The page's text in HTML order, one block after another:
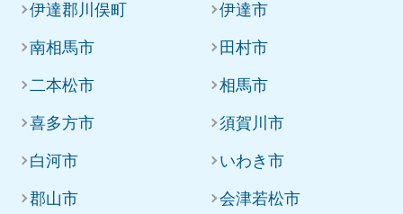
伊達郡川俣町 伊達市
南相馬市 田村市
二本松市 相馬市
喜多方市 須賀川市
白河市 いわき市
郡山市 会津若松市